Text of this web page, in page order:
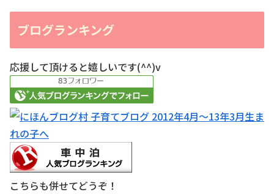
ブログランキング
応援して頂けると嬉しいです(^^)v
こちらも併せてどうぞ！